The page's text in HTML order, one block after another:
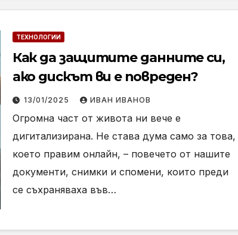
ТЕХНОЛОГИИ
Как да защитите данните си,
ако дискът ви е повреден?
13/01/2025 ИВАН ИВАНОВ
Огромна част от живота ни вече е
дигитализирана. Не става дума само за това,
което правим онлайн, – повечето от нашите
документи, снимки и спомени, които преди
се съхраняваха във…